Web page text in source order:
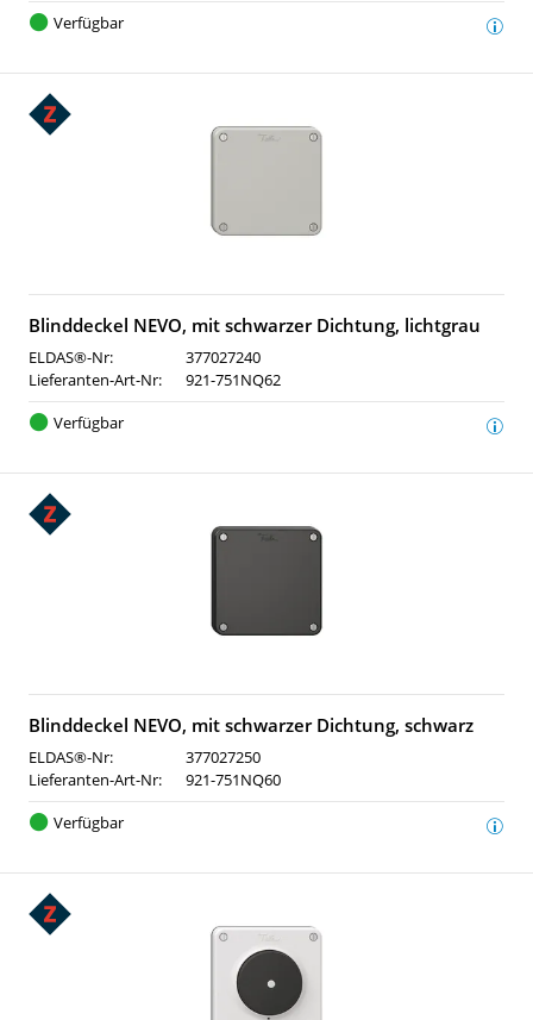
Verfügbar
Blinddeckel NEVO, mit schwarzer Dichtung, lichtgrau
ELDAS®-Nr:
377027240
Lieferanten-Art-Nr:
921-751NQ62
Verfügbar
Blinddeckel NEVO, mit schwarzer Dichtung, schwarz
ELDAS®-Nr:
377027250
Lieferanten-Art-Nr:
921-751NQ60
Verfügbar